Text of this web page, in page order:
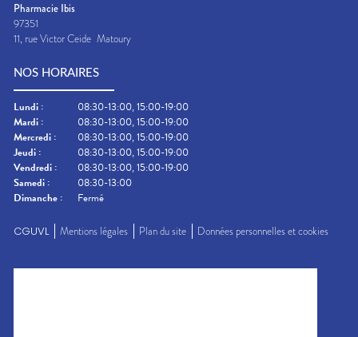
Pharmacie Ibis
97351
11, rue Victor Ceide Matoury
NOS HORAIRES
Lundi :
08:30-13:00, 15:00-19:00
Mardi :
08:30-13:00, 15:00-19:00
Mercredi :
08:30-13:00, 15:00-19:00
Jeudi :
08:30-13:00, 15:00-19:00
Vendredi :
08:30-13:00, 15:00-19:00
Samedi :
08:30-13:00
Dimanche : Fermé
CGUVL Mentions légales Plan du site Données personnelles et cookies